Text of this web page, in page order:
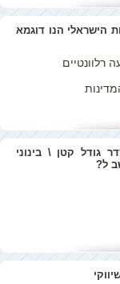
הישראלי הנו דוגמא
רלוונטיים
גודל קטן \ בינוני
ל?